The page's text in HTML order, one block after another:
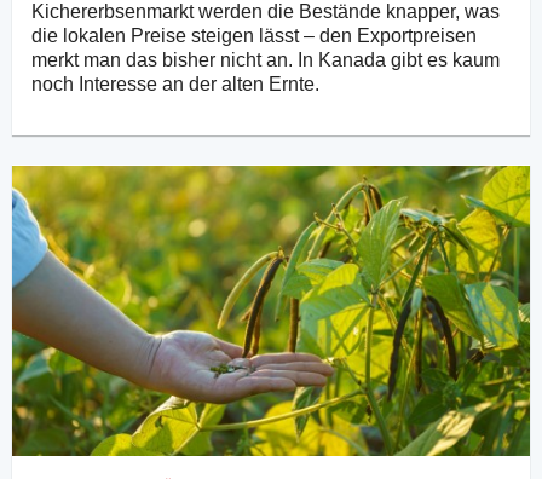
Kichererbsenmarkt werden die Bestände knapper, was
die lokalen Preise steigen lässt – den Exportpreisen
merkt man das bisher nicht an. In Kanada gibt es kaum
noch Interesse an der alten Ernte.